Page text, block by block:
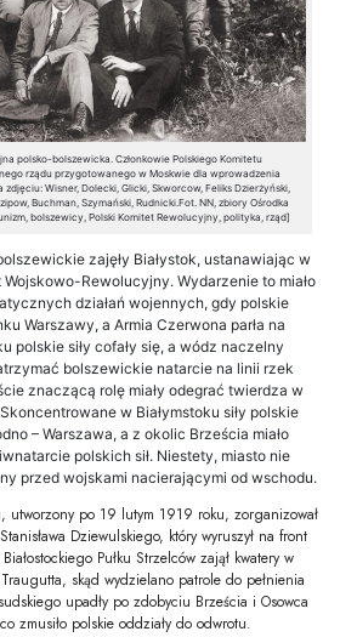
polsko-bolszewicka. Członkowie Polskiego Komitetu
rządu przygotowanego w Moskwie dla wprowadzenia
Wisner, Dolecki, Glicki, Skworcow, Feliks Dzierżyński,
Buchman, Szymański, Rudnicki.Fot. NN, zbiory Ośrodka
bolszewicy, Polski Komitet Rewolucyjny, polityka, rząd]
zajęły Białystok, ustanawiając w
Wojskowo-Rewolucyjny. Wydarzenie to miało
działań wojennych, gdy polskie
Warszawy, a Armia Czerwona parła na
polskie siły cofały się, a wódz naczelny
bolszewickie natarcie na linii rzek
znaczącą rolę miały odegrać twierdza w
w Białymstoku siły polskie
– Warszawa, a z okolic Brześcia miało
polskich sił. Niestety, miasto nie
przed wojskami nacierającymi od wschodu.
utworzony po 19 lutym 1919 roku, zorganizował
Dziewulskiego, który wyruszył na front
Pułku Strzelców zajął kwatery w
skąd wydzielano patrole do pełnienia
upadły po zdobyciu Brześcia i Osowca
zmusiło polskie oddziały do odwrotu.